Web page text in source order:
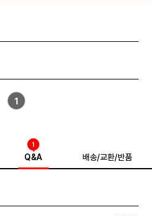
1
Q&A
1
배송/교환/반품